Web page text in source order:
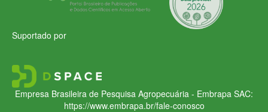
Suportado por
Empresa Brasileira de Pesquisa Agropecuária - Embrapa SAC:
https://www.embrapa.br/fale-conosco